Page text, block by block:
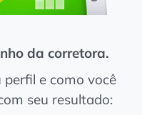
da corretora.
e como você
seu resultado: